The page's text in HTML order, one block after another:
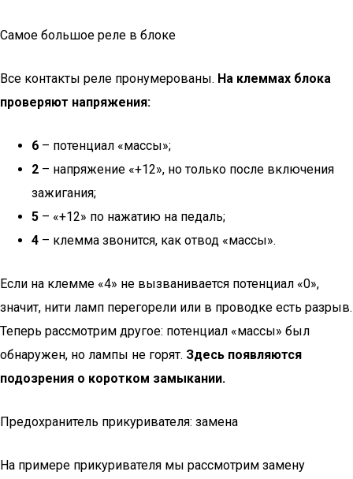
Самое большое реле в блоке
Все контакты реле пронумерованы. На клеммах блока
проверяют напряжения:
6 – потенциал «массы»;
2 – напряжение «+12», но только после включения
зажигания;
5 – «+12» по нажатию на педаль;
4 – клемма звонится, как отвод «массы».
Если на клемме «4» не вызванивается потенциал «0»,
значит, нити ламп перегорели или в проводке есть разрыв.
Теперь рассмотрим другое: потенциал «массы» был
обнаружен, но лампы не горят. Здесь появляются
подозрения о коротком замыкании.
Предохранитель прикуривателя: замена
На примере прикуривателя мы рассмотрим замену